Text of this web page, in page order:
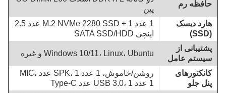
حافظه رم
پین
هارد دیسک
1 عدد M.2 NVMe 2280 SSD + 1 عدد 2.5
اینچی SATA SSD/HDD
پشتیبانی از
سیستم عامل
Windows 10/11، Linux، Ubuntu و غیره
کانکتورهای
پنل جلو
روشن/خاموش، 1 عدد SPK، 1 عدد MIC،
1 عدد USB 3.0، 1 عدد Type-C